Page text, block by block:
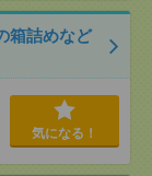
箱詰めなど
気になる！